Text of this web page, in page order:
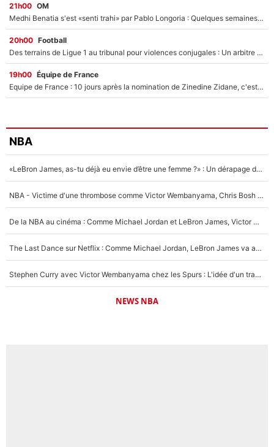
21h00 OM
Medhi Benatia s'est «senti trahi» par Pablo Longoria : Quelques semaines après son départ, l'ancien directeur de football de l'OM règle ses comptes
20h00 Football
Des terrains de Ligue 1 au tribunal pour violences conjugales : Un arbitre français encourt une peine de 18 mois de prison !
19h00 Équipe de France
Equipe de France : 10 jours après la nomination de Zinedine Zidane, c'est au tour de son fils de prendre un nouveau départ !
NBA
«LeBron James, as-tu déjà eu envie d’être une femme ?» : Un dérapage de Donald Trump sur la superstar de la NBA refait surface
NBA - Victime d'une thrombose comme Victor Wembanyama, Chris Bosh prévient le Français des risques sur sa santé : «J’ai failli mourir sur le coup et j’ai été ramené à la vie»
De la NBA au cinéma : Comme Michael Jordan et LeBron James, Victor Wembanyama rêve d'une carrière d'acteur !
The Last Dance sur Netflix : Comme Michael Jordan, LeBron James va avoir le droit à sa série !
Stephen Curry avec Victor Wembanyama chez les Spurs : L'idée d'un trade historique est lancée en NBA !
NEWS NBA